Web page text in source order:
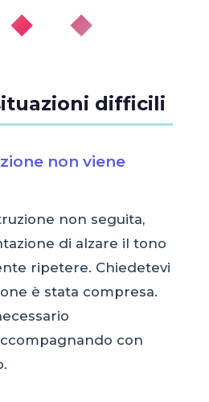
◆
difficili
non viene
non seguita,
di alzare il tono
ripetere. Chiedetevi
è stata compresa.
con